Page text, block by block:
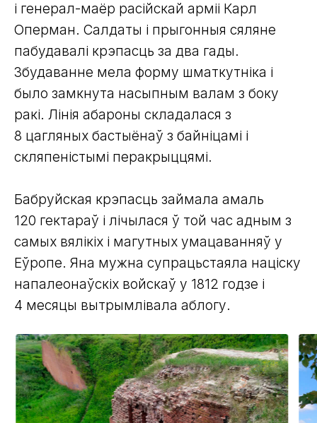
і генерал-маёр расійскай арміі Карл
Оперман. Салдаты і прыгонныя сяляне
пабудавалі крэпасць за два гады.
Збудаванне мела форму шматкутніка і
было замкнута насыпным валам з боку
ракі. Лінія абароны складалася з
8 цагляных бастыёнаў з байніцамі і
скляпеністымі перакрыццямі.
Бабруйская крэпасць займала амаль
120 гектараў і лічылася ў той час адным з
самых вялікіх і магутных умацаванняў у
Еўропе. Яна мужна супрацьстаяла націску
напалеонаўскіх войскаў у 1812 годзе і
4 месяцы вытрымлівала аблогу.